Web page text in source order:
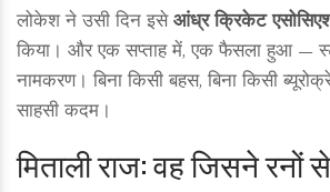
लोकेश ने उसी दिन इसेआंध्र क्रिकेट
किया। और एक सप्ताह में, एक फैसला हुआ —
नामकरण। बिना किसी बहस, बिना किसी
साहसी कदम।
मिताली राज: वह जिसने रनों